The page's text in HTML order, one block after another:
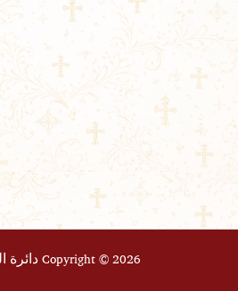
Copyright © 2026 دائرة الدراسات السريانية